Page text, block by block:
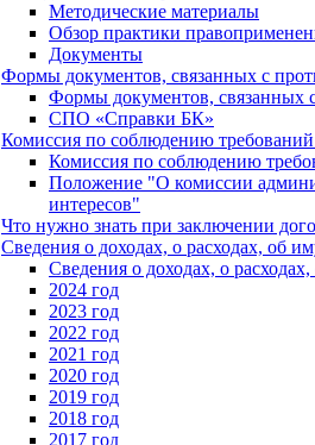
Методические материалы
Обзор практики
Документы
Формы документов, связанных с
Формы документов, связанных
СПО «Справки БК»
Комиссия по соблюдению
Комиссия по соблюдению
Положение "О комиссии
интересов"
Что нужно знать при заключении
Сведения о доходах, о расходах, об
Сведения о доходах, о
2024 год
2023 год
2022 год
2021 год
2020 год
2019 год
2018 год
2017 год